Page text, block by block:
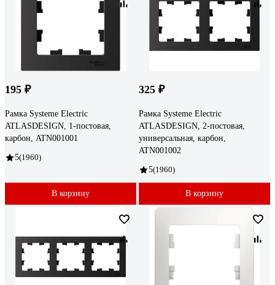
195 ₽
Рамка Systeme Electric
ATLASDESIGN, 1-постовая,
карбон, ATN001001
5(1960)
В корзину
325 ₽
Рамка Systeme Electric
ATLASDESIGN, 2-постовая,
универсальная, карбон,
ATN001002
5(1960)
В корзину